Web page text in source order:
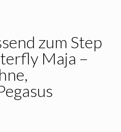
zum Step
Maja –